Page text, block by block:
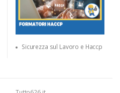
Sicurezza sul Lavoro e Haccp